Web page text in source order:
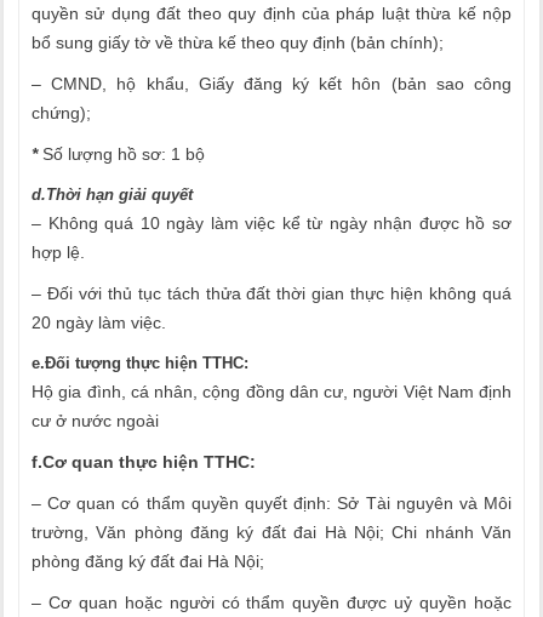
quyền sử dụng đất theo quy định của pháp luật thừa kế nộp
bổ sung giấy tờ về thừa kế theo quy định (bản chính);
– CMND, hộ khẩu, Giấy đăng ký kết hôn (bản sao công
chứng);
* Số lượng hồ sơ: 1 bộ
d.Thời hạn giải quyết
– Không quá 10 ngày làm việc kể từ ngày nhận được hồ sơ
hợp lệ.
– Đối với thủ tục tách thửa đất thời gian thực hiện không quá
20 ngày làm việc.
e.Đối tượng thực hiện TTHC:
Hộ gia đình, cá nhân, cộng đồng dân cư, người Việt Nam định
cư ở nước ngoài
f.Cơ quan thực hiện TTHC:
– Cơ quan có thẩm quyền quyết định: Sở Tài nguyên và Môi
trường, Văn phòng đăng ký đất đai Hà Nội; Chi nhánh Văn
phòng đăng ký đất đai Hà Nội;
– Cơ quan hoặc người có thẩm quyền được uỷ quyền hoặc